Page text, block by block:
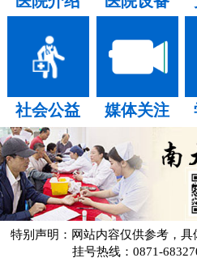
社会公益 媒体关注
特别声明：网站内容仅供参考，具
挂号热线：0871-